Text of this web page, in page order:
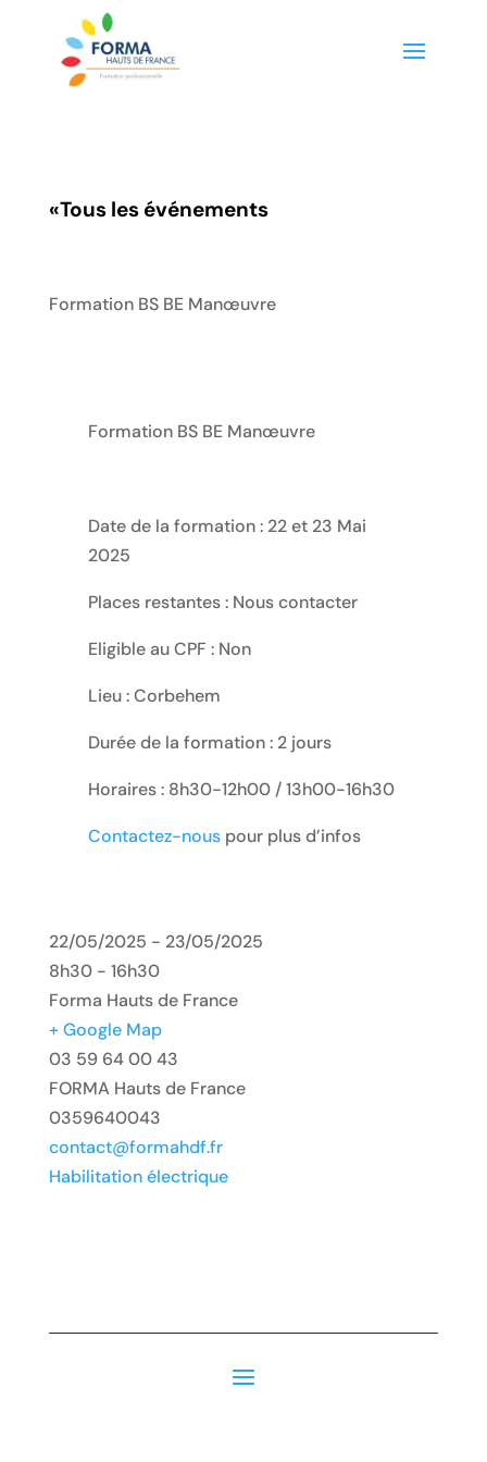
«Tous les événements
Formation BS BE Manœuvre
Formation BS BE Manœuvre
Date de la formation : 22 et 23 Mai
2025
Places restantes : Nous contacter
Eligible au CPF : Non
Lieu : Corbehem
Durée de la formation : 2 jours
Horaires : 8h30-12h00 / 13h00-16h30
Contactez-nouspour plus d’infos
22/05/2025 - 23/05/2025
8h30 - 16h30
Forma Hauts de France
+ Google Map
03 59 64 00 43
FORMA Hauts de France
0359640043
contact@formahdf.fr
Habilitation électrique